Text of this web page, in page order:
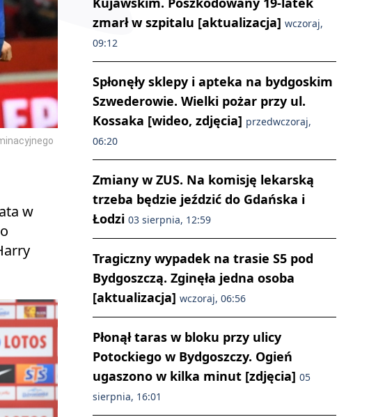
w
zmarł w szpitalu [aktualizacja] wczoraj,
09:12
Spłonęły sklepy i apteka na bydgoskim
Szwederowie. Wielki pożar przy ul.
Kossaka [wideo, zdjęcia] przedwczoraj,
06:20
Zmiany w ZUS. Na komisję lekarską
trzeba będzie jeździć do Gdańska i
Łodzi 03 sierpnia, 12:59
Tragiczny wypadek na trasie S5 pod
Bydgoszczą. Zginęła jedna osoba
[aktualizacja] wczoraj, 06:56
Płonął taras w bloku przy ulicy
Potockiego w Bydgoszczy. Ogień
ugaszono w kilka minut [zdjęcia] 05
sierpnia, 16:01